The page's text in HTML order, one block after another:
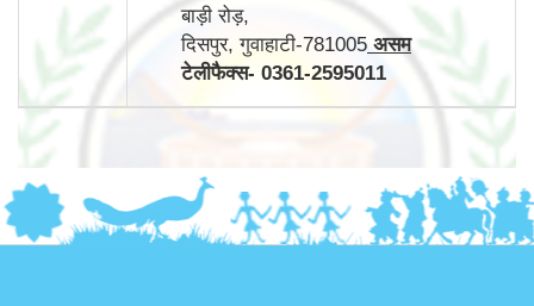
बाड़ी रोड़,
दिसपुर, गुवाहाटी-781005 असम
टेलीफैक्स- 0361-2595011